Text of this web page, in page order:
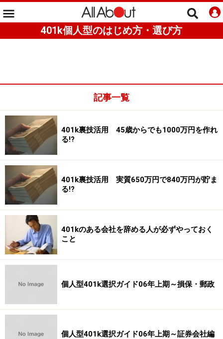
401k個人型のはじめ方・選び方
記事一覧
401k裏技活用 45歳からでも1000万円を作れ
る!?
401k裏技活用 実質650万円で840万円が貯ま
る!?
401kのある会社を辞める人が必ずやっておく
こと
個人型401k選択ガイド06年上期～損保・郵政
個人型401k選択ガイド06年上期～証券会社編